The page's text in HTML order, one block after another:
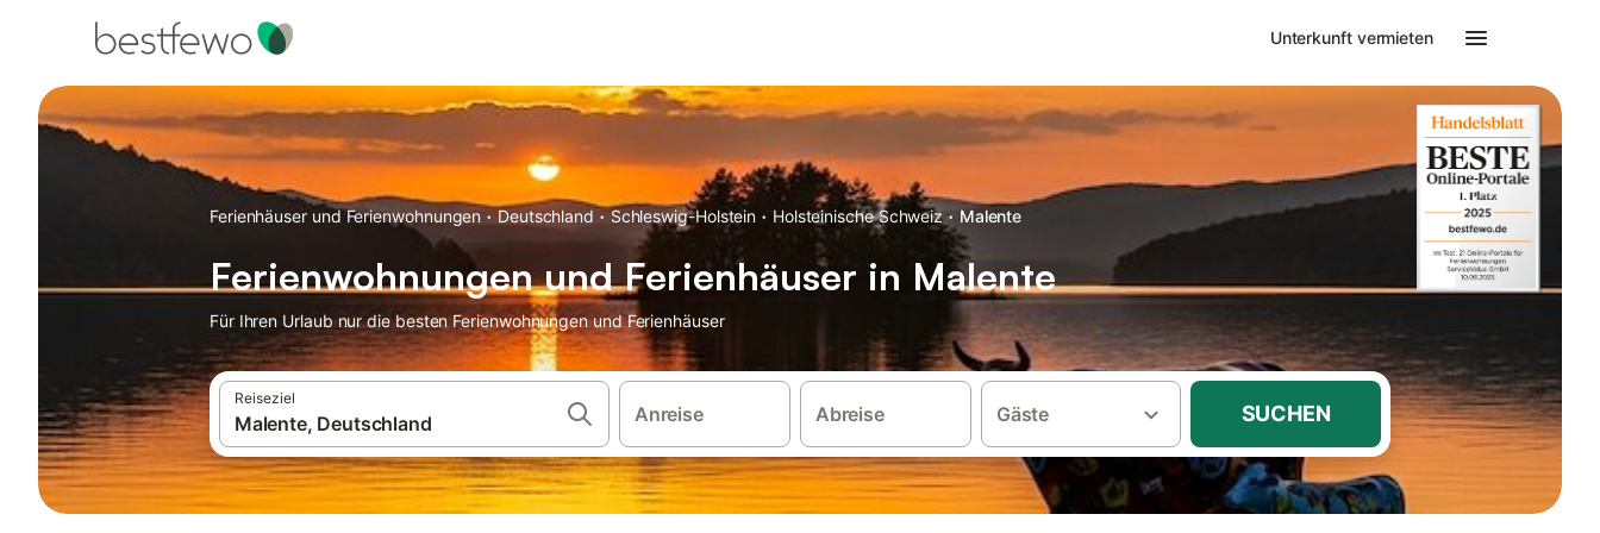
Unterkunft vermieten
Ferienhäuser und Ferienwohnungen · Deutschland · Schleswig-Holstein · Holsteinische Schweiz · Malente
Ferienwohnungen und Ferienhäuser in Malente
Für Ihren Urlaub nur die besten Ferienwohnungen und Ferienhäuser
Reiseziel
Anreise Abreise Gäste SUCHEN